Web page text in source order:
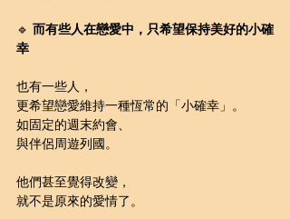
🔹 而有些人在戀愛中，只希望保持美好的小確
幸
也有一些人，
更希望戀愛維持一種恆常的「小確幸」。
如固定的週末約會、
與伴侶周遊列國。
他們甚至覺得改變，
就不是原來的愛情了。